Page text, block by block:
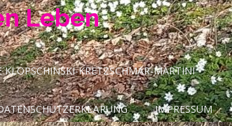
Leben
KRETZSCHMAR-MARTINI
IMPRESSUM